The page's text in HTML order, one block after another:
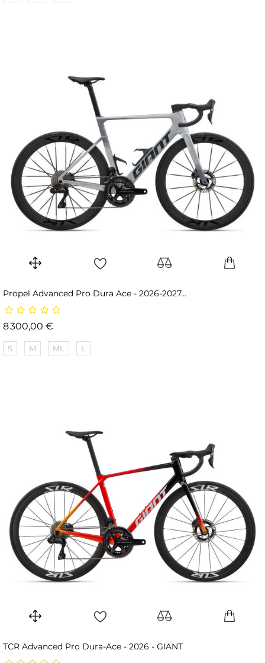
Propel Advanced Pro Dura Ace - 2026-2027...
8 300,00 €
S M ML L
TCR Advanced Pro Dura-Ace - 2026 - GIANT